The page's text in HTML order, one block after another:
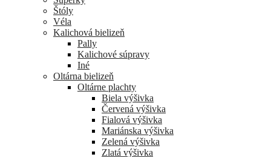
Štóly
Véla
Kalichová bielizeň
Pally
Kalichové súpravy
Iné
Oltárna bielizeň
Oltárne plachty
Biela výšivka
Červená výšivka
Fialová výšivka
Mariánska výšivka
Zelená výšivka
Zlatá výšivka